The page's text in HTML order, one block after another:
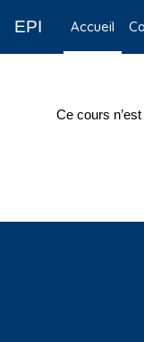
EPI Accueil
Ce cours